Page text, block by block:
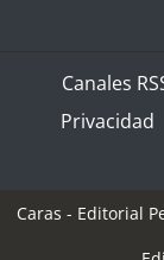
Canales
Privacidad
Caras - Editorial